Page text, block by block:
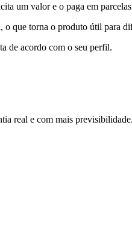
um valor e o paga em
que torna o produto útil para
de acordo com o seu perfil.
real e com mais previsibilidade.